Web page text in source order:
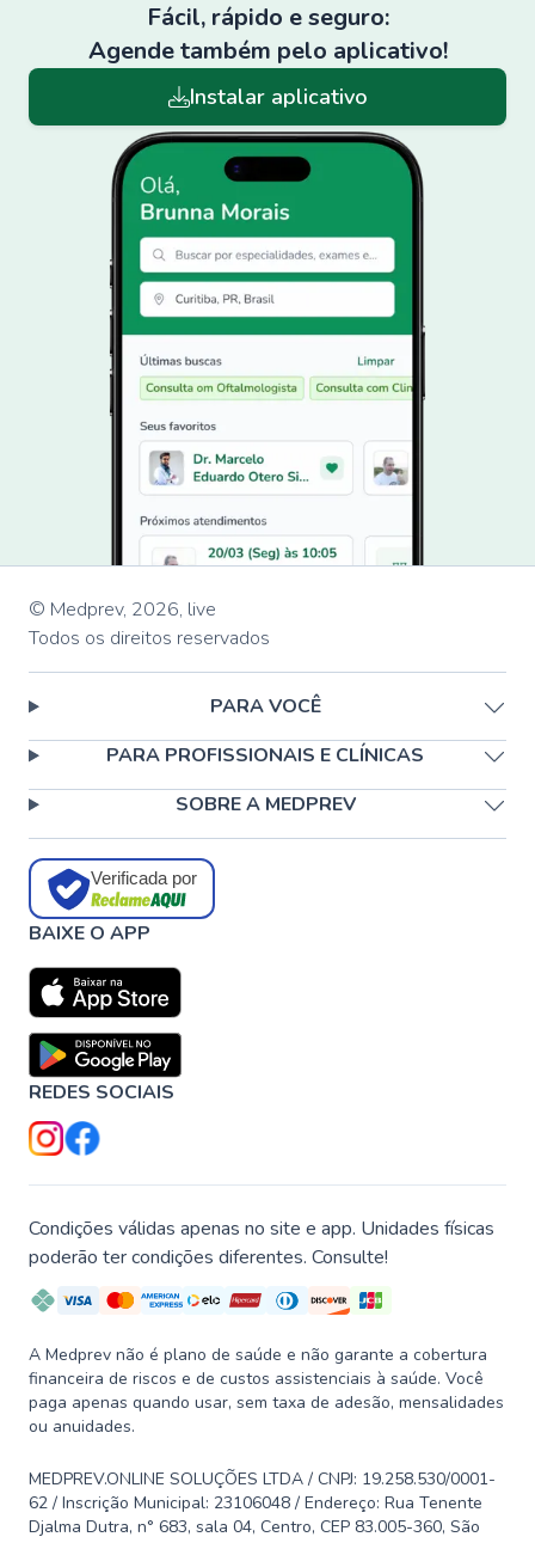
Fácil, rápido e seguro:
Agende também pelo aplicativo!
Instalar aplicativo
© Medprev, 2026, live
Todos os direitos reservados
PARA VOCÊ
PARA PROFISSIONAIS E CLÍNICAS
SOBRE A MEDPREV
Verificada por
BAIXE O APP
REDES SOCIAIS
Condições válidas apenas no site e app. Unidades físicas
poderão ter condições diferentes. Consulte!
A Medprev não é plano de saúde e não garante a cobertura
financeira de riscos e de custos assistenciais à saúde. Você
paga apenas quando usar, sem taxa de adesão, mensalidades
ou anuidades.
MEDPREV.ONLINE SOLUÇÕES LTDA / CNPJ: 19.258.530/0001-
62 / Inscrição Municipal: 23106048 / Endereço: Rua Tenente
Djalma Dutra, n° 683, sala 04, Centro, CEP 83.005-360, São